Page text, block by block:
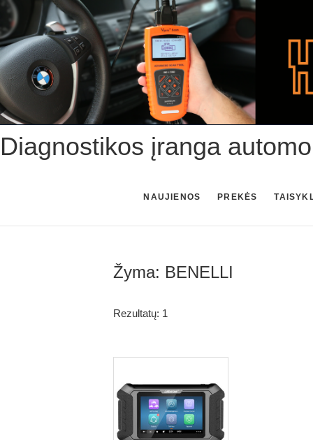
Skip
to
content
Diagnostikos įranga
NAUJIENOS PREKĖS
Žyma: BENELLI
Rezultatų: 1